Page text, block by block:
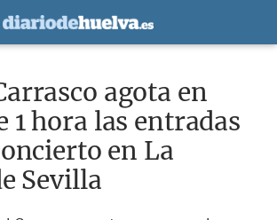
agota en
1 hora las entradas
en La
Sevilla